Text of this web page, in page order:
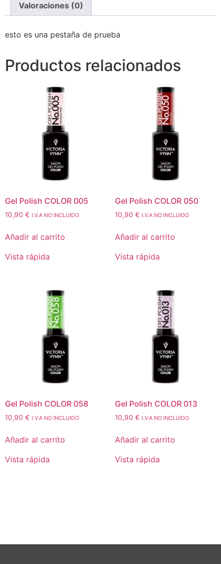
Valoraciones (0)
esto es una pestaña de prueba
Productos relacionados
Gel Polish COLOR 005
10,90 € I.V.A NO INCLUIDO
Añadir al carrito
Vista rápida
Gel Polish COLOR 050
10,90 € I.V.A NO INCLUIDO
Añadir al carrito
Vista rápida
Gel Polish COLOR 058
10,90 € I.V.A NO INCLUIDO
Añadir al carrito
Vista rápida
Gel Polish COLOR 013
10,90 € I.V.A NO INCLUIDO
Añadir al carrito
Vista rápida